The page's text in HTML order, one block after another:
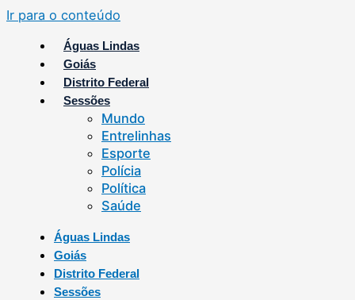
Ir para o conteúdo
Águas Lindas
Goiás
Distrito Federal
Sessões
Mundo
Entrelinhas
Esporte
Polícia
Política
Saúde
Águas Lindas
Goiás
Distrito Federal
Sessões